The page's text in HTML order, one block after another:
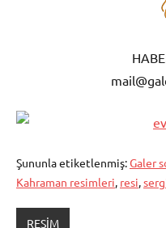
mail
Şununla etiketlenmiş:Galer
Kahraman resimleri, resi,
RESİM